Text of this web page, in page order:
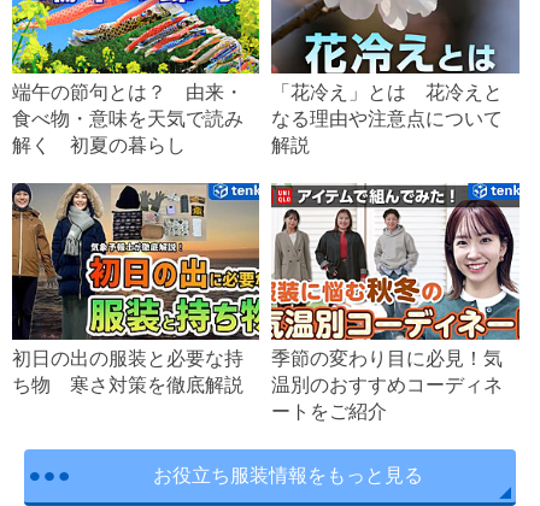
端午の節句とは？ 由来・
食べ物・意味を天気で読み
解く 初夏の暮らし
「花冷え」とは 花冷えと
なる理由や注意点について
解説
初日の出の服装と必要な持
ち物 寒さ対策を徹底解説
季節の変わり目に必見！気
温別のおすすめコーディネ
ートをご紹介
お役立ち服装情報をもっと見る